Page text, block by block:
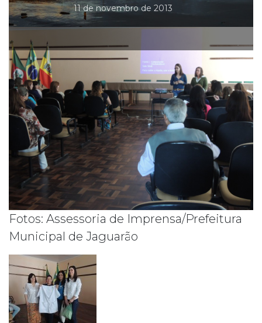
11 de novembro de 2013
Fotos: Assessoria de Imprensa/Prefeitura
Municipal de Jaguarão